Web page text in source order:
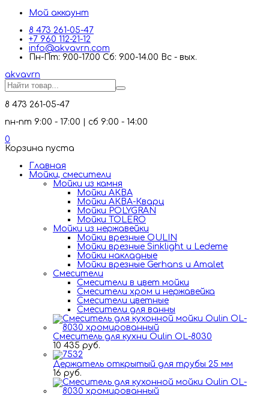
Мой аккаунт
8 473 261-05-47
+7 960 112-21-12
info@akvavrn.com
Пн-Пт: 9.00-17.00 Сб: 9.00-14.00 Вс - вых.
akvavrn
8 473 261-05-47
пн-пт 9:00 - 17:00 | сб 9:00 - 14:00
0
Корзина пуста
Главная
Мойки, смесители
Mойки из камня
Мойки АКВА
Мойки АКВА-Кварц
Мойки POLYGRAN
Мойки TOLERO
Мойки из нержавейки
Мойки врезные OULIN
Мойки врезные Sinklight и Ledeme
Мойки накладные
Мойки врезные Gerhans и Amalet
Смесители
Смесители в цвет мойки
Смесители хром и нержавейка
Смесители цветные
Смесители для ванны
Смеситель для кухни Oulin OL-8030
10 435 руб.
Держатель открытый для трубы 25 мм
16 руб.